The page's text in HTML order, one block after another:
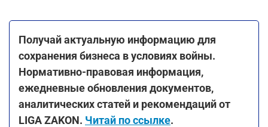
Получай актуальную информацию для
сохранения бизнеса в условиях войны.
Нормативно-правовая информация,
ежедневные обновления документов,
аналитических статей и рекомендаций от
LIGA ZAKON. Читай по ссылке.